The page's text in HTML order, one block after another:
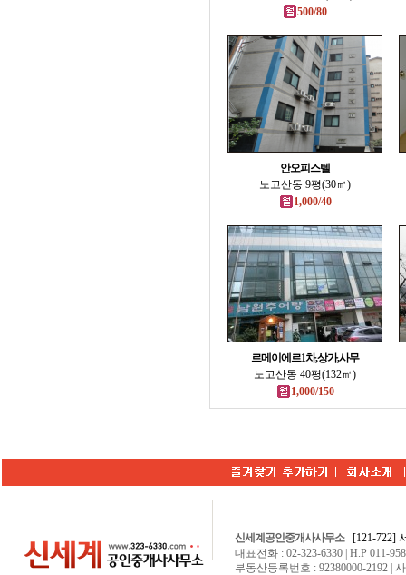
500/80
안오피스텔
노고산동 9평(30㎡)
1,000/40
르메이에르1차,상가,사무
노고산동 40평(132㎡)
1,000/150
신세계공인중개사사무소[121-722]
대표전화 : 02-323-6330 | H.P 011-
부동산등록번호 : 92380000-2192 |